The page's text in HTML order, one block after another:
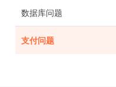
数据库问题
支付问题